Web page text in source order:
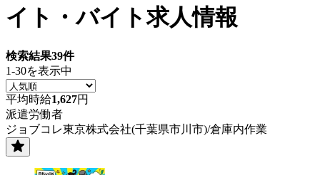
イト・バイト求人情報
検索結果39件
1-30を表示中
平均時給1,627円
派遣労働者
ジョブコレ東京株式会社(千葉県市川市)/倉庫内作業